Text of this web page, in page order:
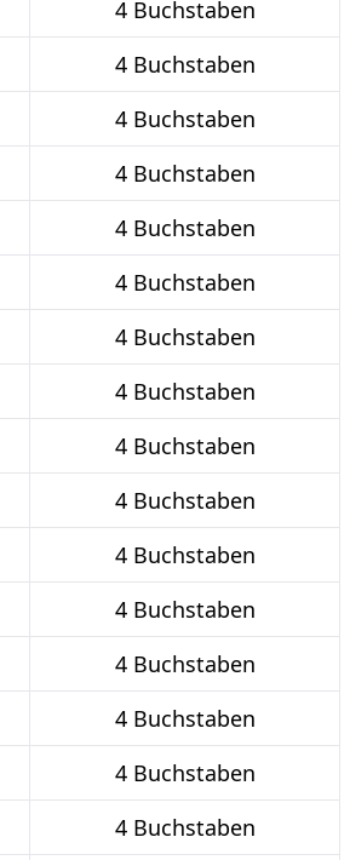
4 Buchstaben
4 Buchstaben
4 Buchstaben
4 Buchstaben
4 Buchstaben
4 Buchstaben
4 Buchstaben
4 Buchstaben
4 Buchstaben
4 Buchstaben
4 Buchstaben
4 Buchstaben
4 Buchstaben
4 Buchstaben
4 Buchstaben
4 Buchstaben